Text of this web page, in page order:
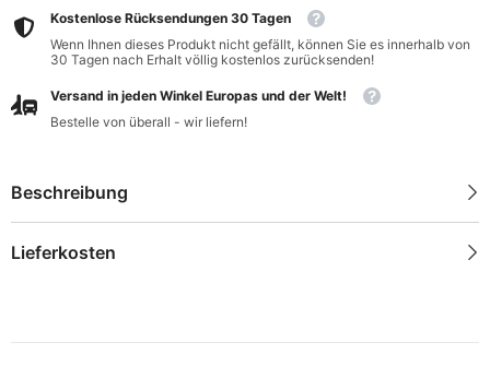
Kostenlose Rücksendungen 30 Tagen
Wenn Ihnen dieses Produkt nicht gefällt, können Sie es innerhalb von
30 Tagen nach Erhalt völlig kostenlos zurücksenden!
Versand in jeden Winkel Europas und der Welt!
Bestelle von überall - wir liefern!
Beschreibung
Lieferkosten